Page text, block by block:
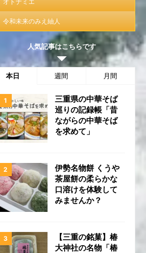
令和未来のみえ紬人
人気記事はこちらです
本日 週間 月間
三重県の中華そば
巡りの記録帳「昔
ながらの中華そば
を求めて」
伊勢名物餅 くうや
茶屋餅の柔らかな
口溶けを体験して
みませんか？
【三重の銘菓】椿
大神社の名物「椿